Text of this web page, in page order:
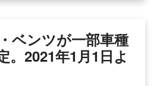
ベンツが一部車種
。2021年1月1日よ